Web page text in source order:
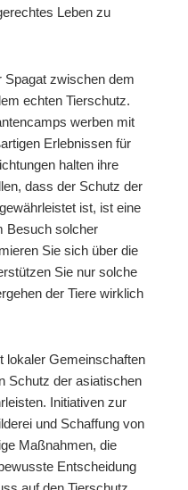
Leben zu
Spagat zwischen dem
echten Tierschutz.
werben mit
Erlebnissen für
halten ihre
dass der Schutz der
ist, ist eine
Besuch solcher
Sie sich über die
Sie nur solche
der Tiere wirklich
lokaler Gemeinschaften
Schutz der asiatischen
Initiativen zur
und Schaffung von
Maßnahmen, die
Entscheidung